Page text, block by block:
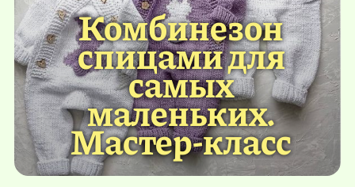
Комбинезон
спицами для
самых
маленьких.
Мастер-класс